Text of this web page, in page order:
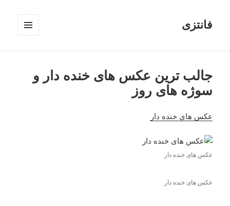
فانتزی
جالب ترین عکس های خنده دار و
سوژه های روز
عکس های خنده دار
عکس های خنده دار
عکس های خنده دار